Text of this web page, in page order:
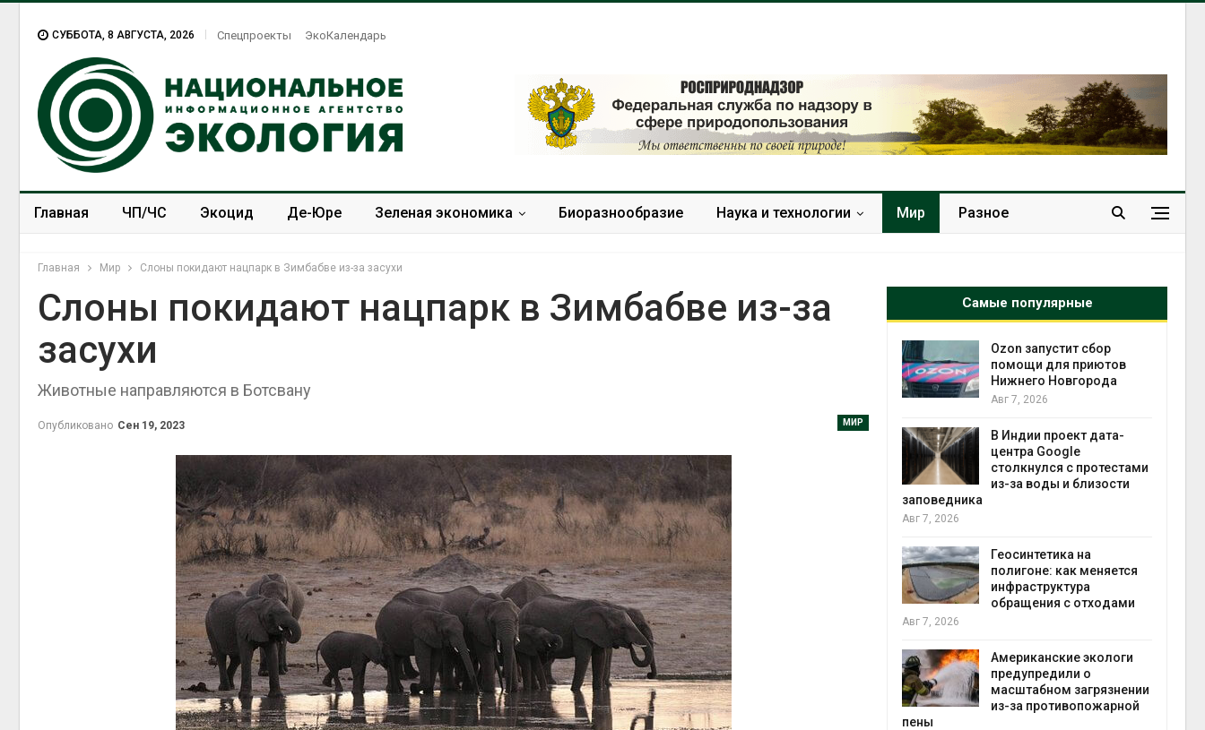
СУББОТА, 8 АВГУСТА, 2026 Спецпроекты ЭкоКалендарь
Главная ЧП/ЧС Экоцид Де-Юре Зеленая экономика Биоразнообразие Наука и технологии Мир Разное
Главная Мир Слоны покидают нацпарк в Зимбабве из-за засухи
Слоны покидают нацпарк в Зимбабве из-за
засухи
Животные направляются в Ботсвану
МИР
Опубликовано Сен 19, 2023
Самые популярные
Дождевая вода с крыш
может помочь городам
переживать жару
Авг 7, 2026
Минприроды
потребовало ускорить
строительство мусорных
объектов и уборку
контейнерных площадок
Авг 7, 2026
Панамский канал вновь
ограничивает загрузку
судов из-за дефицита
пресной воды
Южная Корея ускорит
энергетики из-за роста
спроса со стороны ИИ
Авг 7, 2026
Приток воды в
водохранилища Волги и
Камы в августе может
превысить норму почти в
полтора раза
Авг 7, 2026
Евросоюз потребовал
увеличить вложения в
защиту природы на фоне
Ozon запустит сбор
помощи для приютов
Нижнего Новгорода
Авг 7, 2026
В Индии проект дата-
центра Google
столкнулся с протестами
из-за воды и близости
заповедника
Авг 7, 2026
Геосинтетика на
полигоне: как меняется
инфраструктура
обращения с отходами
Авг 7, 2026
Американские экологи
предупредили о
масштабном загрязнении
из-за противопожарной
пены